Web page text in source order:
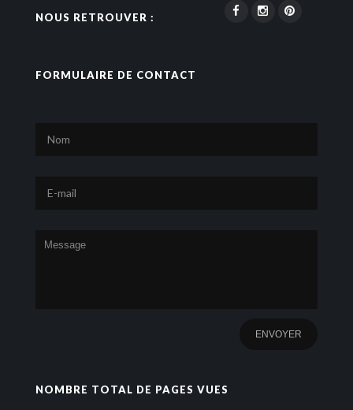
NOUS RETROUVER :
FORMULAIRE DE CONTACT
NOMBRE TOTAL DE PAGES VUES